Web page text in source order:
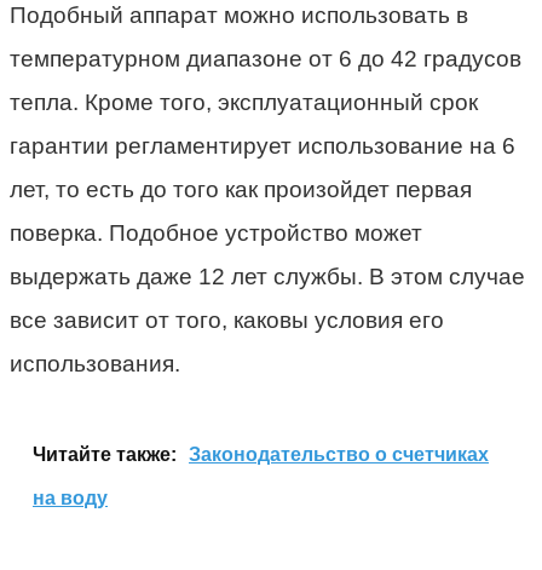
Подобный аппарат можно использовать в
температурном диапазоне от 6 до 42 градусов
тепла. Кроме того, эксплуатационный срок
гарантии регламентирует использование на 6
лет, то есть до того как произойдет первая
поверка. Подобное устройство может
выдержать даже 12 лет службы. В этом случае
все зависит от того, каковы условия его
использования.
Читайте также: Законодательство о счетчиках
на воду